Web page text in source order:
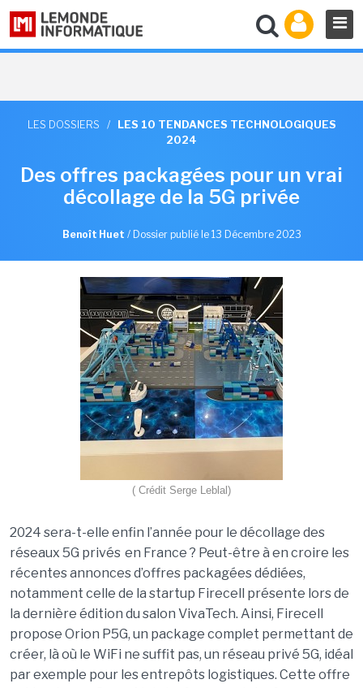
LES DOSSIERS /
LES 10 TENDANCES TECHNOLOGIQUES
2024
Des offres packagées pour un vrai
décollage de la 5G privée
Benoît Huet / Dossier publié le 13 Décembre 2023
( Crédit Serge Leblal)
2024 sera-t-elle enfin l’année pour le décollage des
réseaux 5G privés en France ? Peut-être à en croire les
récentes annonces d’offres packagées dédiées,
notamment celle de la startup Firecell présente lors de
la dernière édition du salon VivaTech. Ainsi, Firecell
propose Orion P5G, un package complet permettant de
créer, là où le WiFi ne suffit pas, un réseau privé 5G, idéal
par exemple pour les entrepôts logistiques. Cette offre